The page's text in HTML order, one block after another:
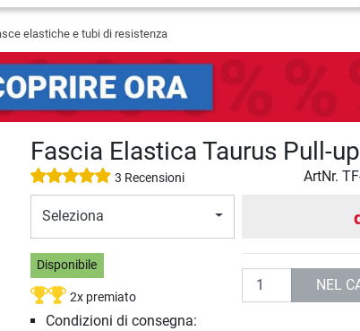
elastiche e tubi di resistenza
Fascia Elastica Taurus Pull-
3 Recensioni ArtNr.
Seleziona
Disponibile
2x premiato
Condizioni di consegna:
Quantità NEL